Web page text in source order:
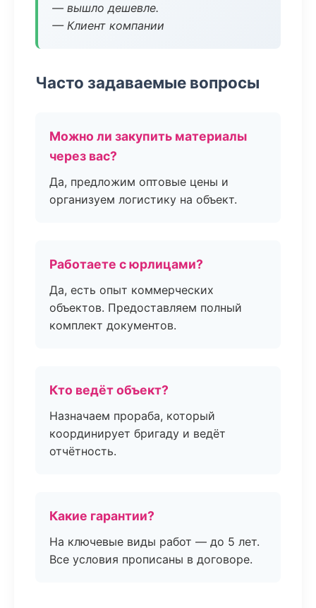
— вышло дешевле.
— Клиент компании
Часто задаваемые вопросы
Можно ли закупить материалы
через вас?
Да, предложим оптовые цены и
организуем логистику на объект.
Работаете с юрлицами?
Да, есть опыт коммерческих
объектов. Предоставляем полный
комплект документов.
Кто ведёт объект?
Назначаем прораба, который
координирует бригаду и ведёт
отчётность.
Какие гарантии?
На ключевые виды работ — до 5 лет.
Все условия прописаны в договоре.